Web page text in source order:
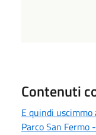
Contenuti
E quindi
Parco San Fermo